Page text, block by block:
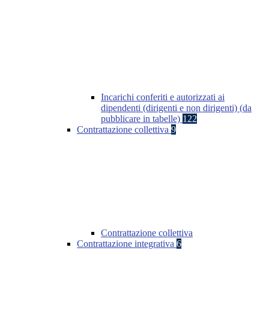
Incarichi conferiti e autorizzati ai
dipendenti (dirigenti e non dirigenti) (da
pubblicare in tabelle) 122
Contrattazione collettiva 9
Contrattazione collettiva
Contrattazione integrativa 6